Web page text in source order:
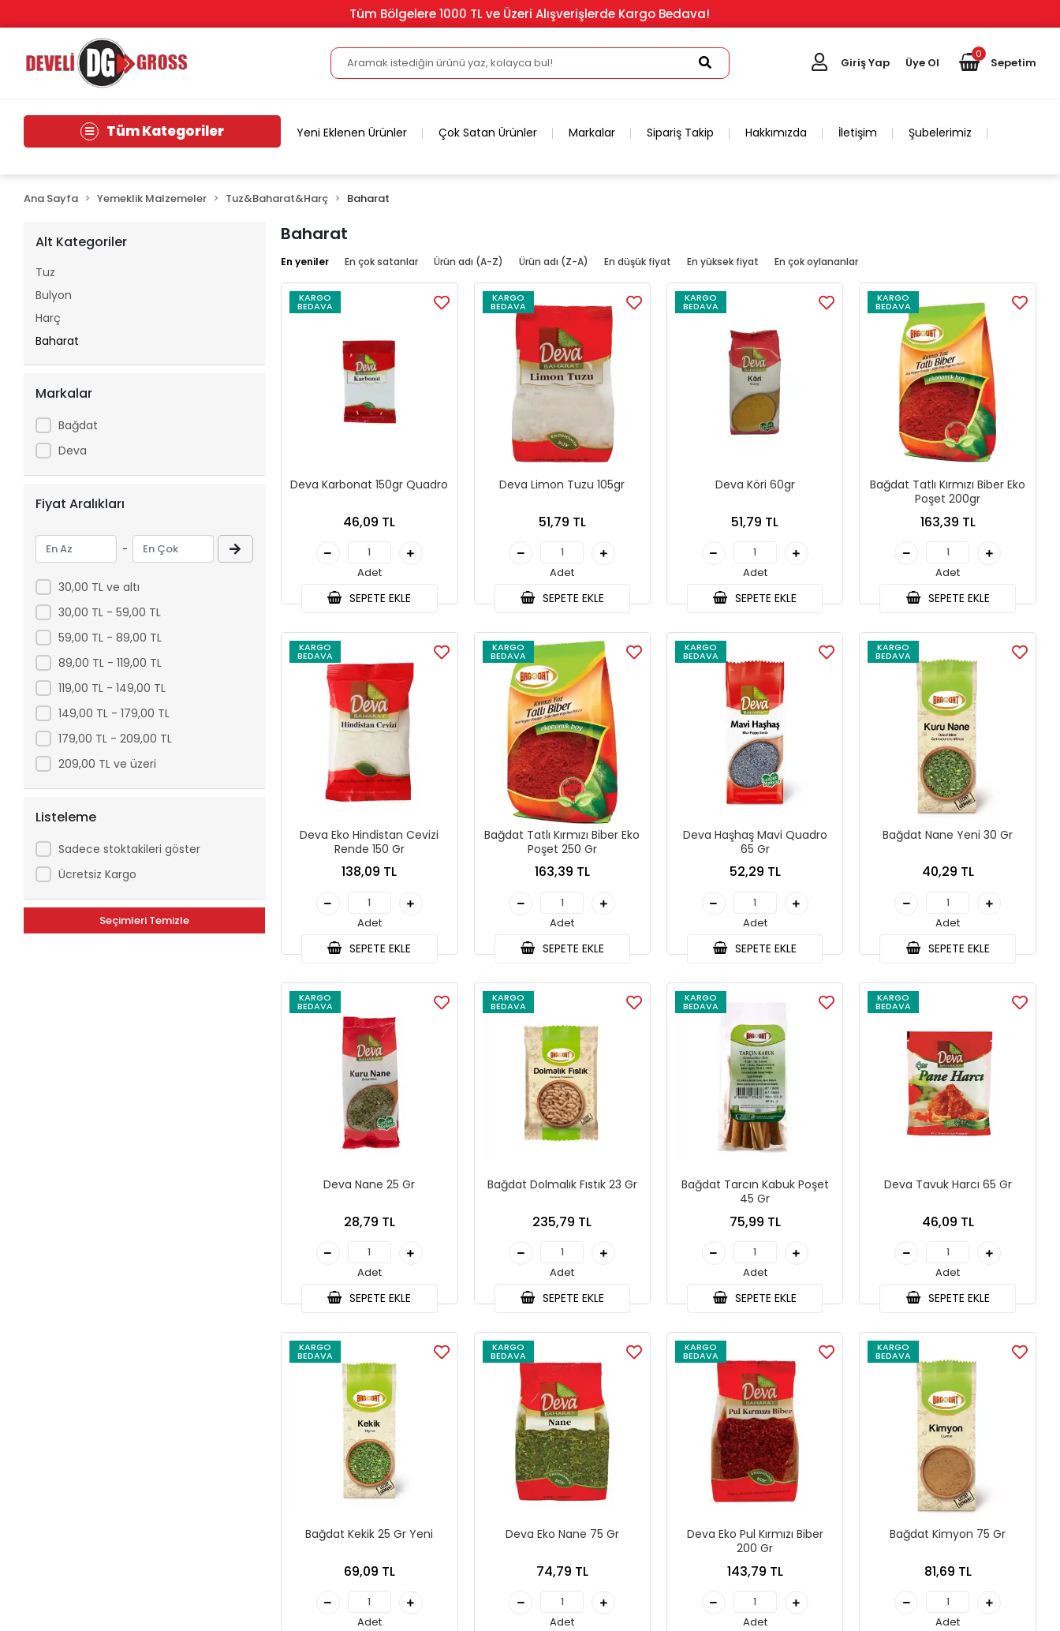
Tüm Bölgelere 1000 TL ve Üzeri Alışverişlerde Kargo Bedava!
Giriş Yap Üye Ol
0
Sepetim
Tüm Kategoriler Yeni Eklenen Ürünler Çok Satan Ürünler Markalar Sipariş Takip Hakkımızda İletişim Şubelerimiz
Ana Sayfa Yemeklik Malzemeler Tuz&Baharat&Harç Baharat
Alt Kategoriler
Tuz
Bulyon
Harç
Baharat
Markalar
Bağdat
Deva
Fiyat Aralıkları
-
30,00 TL ve altı
30,00 TL - 59,00 TL
59,00 TL - 89,00 TL
89,00 TL - 119,00 TL
119,00 TL - 149,00 TL
149,00 TL - 179,00 TL
179,00 TL - 209,00 TL
209,00 TL ve üzeri
Listeleme
Sadece stoktakileri göster
Ücretsiz Kargo
Seçimleri Temizle
Baharat
En yeniler En çok satanlar Ürün adı (A-Z) Ürün adı (Z-A) En düşük fiyat En yüksek fiyat En çok oylananlar
KARGO
BEDAVA
Deva Karbonat 150gr Quadro
46,09 TL
Adet
SEPETE EKLE
KARGO
BEDAVA
Deva Limon Tuzu 105gr
51,79 TL
Adet
SEPETE EKLE
KARGO
BEDAVA
Deva Köri 60gr
51,79 TL
Adet
SEPETE EKLE
KARGO
BEDAVA
Bağdat Tatlı Kırmızı Biber Eko
Poşet 200gr
163,39 TL
Adet
SEPETE EKLE
KARGO
BEDAVA
Deva Eko Hindistan Cevizi
Rende 150 Gr
138,09 TL
Adet
SEPETE EKLE
KARGO
BEDAVA
Bağdat Tatlı Kırmızı Biber Eko
Poşet 250 Gr
163,39 TL
Adet
SEPETE EKLE
KARGO
BEDAVA
Deva Haşhaş Mavi Quadro
65 Gr
52,29 TL
Adet
SEPETE EKLE
KARGO
BEDAVA
Bağdat Nane Yeni 30 Gr
40,29 TL
Adet
SEPETE EKLE
KARGO
BEDAVA
Deva Nane 25 Gr
28,79 TL
Adet
SEPETE EKLE
KARGO
BEDAVA
Bağdat Dolmalık Fıstık 23 Gr
235,79 TL
Adet
SEPETE EKLE
KARGO
BEDAVA
Bağdat Tarcın Kabuk Poşet
45 Gr
75,99 TL
Adet
SEPETE EKLE
KARGO
BEDAVA
Deva Tavuk Harcı 65 Gr
46,09 TL
Adet
SEPETE EKLE
KARGO
BEDAVA
Bağdat Kekik 25 Gr Yeni
69,09 TL
Adet
KARGO
BEDAVA
Deva Eko Nane 75 Gr
74,79 TL
Adet
KARGO
BEDAVA
Deva Eko Pul Kırmızı Biber
200 Gr
143,79 TL
Adet
KARGO
BEDAVA
Bağdat Kimyon 75 Gr
81,69 TL
Adet